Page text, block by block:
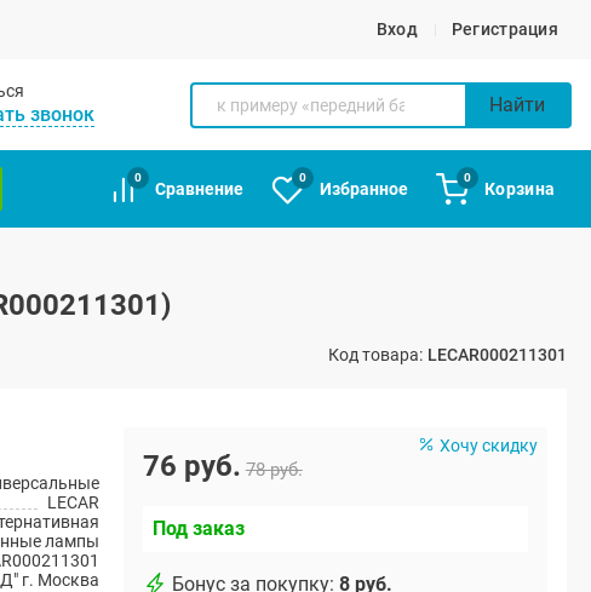
Вход Регистрация
звонок Найти
0
Сравнение
0
Избранное
0
Корзина
Код товара: LECAR000211301
LECAR
лампы
г. Москва
Хочу скидку
76 руб. 78 руб.
Под заказ
Бонус за покупку: 8 руб.